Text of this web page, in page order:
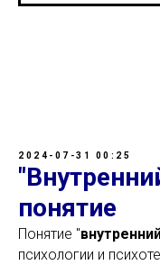
2024-07-31 00:25
понятие
Понятие "
психологии и